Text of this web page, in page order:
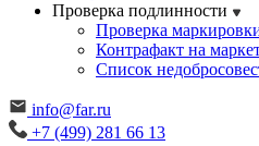
Проверка подлинности
Проверка
Контрафакт на
Cписок
info@far.ru
+7 (499) 281 66 13